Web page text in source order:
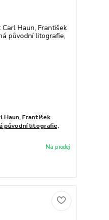
Haun, František
původní litografie,